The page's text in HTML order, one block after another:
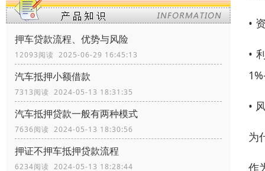
押车贷款流程、优势与风险
12093阅读 2025-06-29 16:45:13
汽车抵押小额借款
7313阅读 2024-05-13 18:31:35
汽车抵押贷款一般有两种模式
7636阅读 2024-05-13 18:30:56
押证不押车抵押贷款流程
6234阅读 2024-05-13 18:28:44
•
•
•
为
作